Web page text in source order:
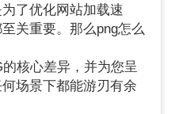
了优化网站加载速
关重要。那么png怎么
核心差异，并为您呈
场景下都能游刃有余